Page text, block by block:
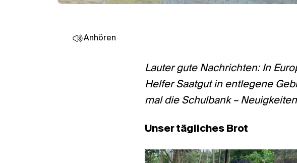
Anhören
Lauter gute Nachrichten: In
Helfer Saatgut in entlegene
mal die Schulbank –
Unser tägliches Brot